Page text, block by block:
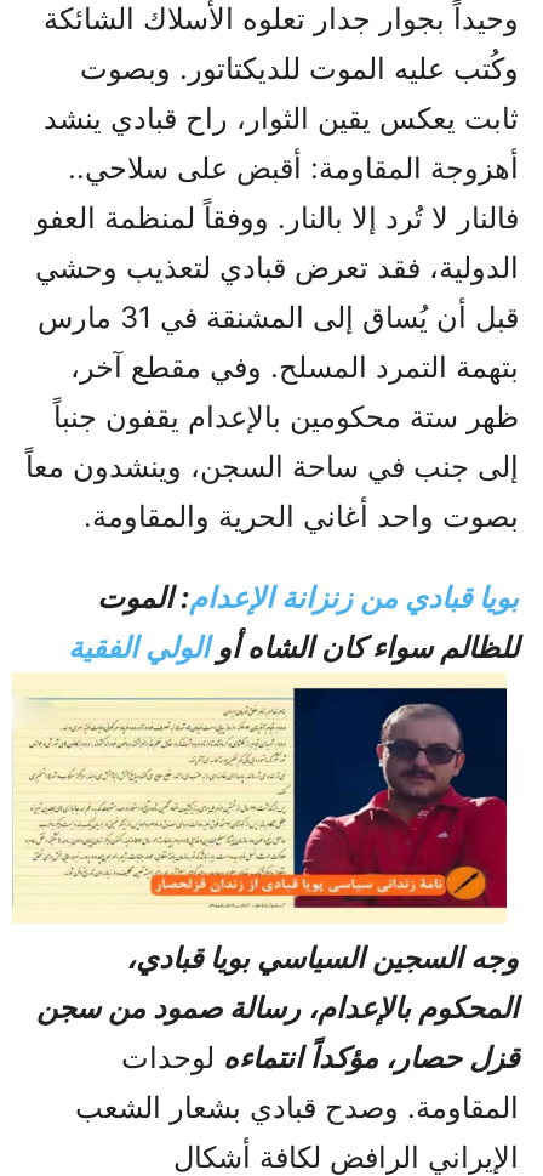
وحيداً بجوار جدار تعلوه الأسلاك الشائكة
وكُتب عليه الموت للديكتاتور. وبصوت
ثابت يعكس يقين الثوار، راح قبادي ينشد
أهزوجة المقاومة: أقبض على سلاحي..
فالنار لا تُرد إلا بالنار. ووفقاً لمنظمة العفو
الدولية، فقد تعرض قبادي لتعذيب وحشي
قبل أن يُساق إلى المشنقة في 31 مارس
بتهمة التمرد المسلح. وفي مقطع آخر،
ظهر ستة محكومين بالإعدام يقفون جنباً
إلى جنب في ساحة السجن، وينشدون معاً
بصوت واحد أغاني الحرية والمقاومة.
بويا قبادي من زنزانة الإعدام: الموت
للظالم سواء كان الشاه أوالولي الفقیة
وجه السجين السياسي بويا قبادي،
المحكوم بالإعدام، رسالة صمود من سجن
قزل حصار، مؤكداً انتماءه لوحدات
المقاومة. وصدح قبادي بشعار الشعب
الإيراني الرافض لكافة أشكال